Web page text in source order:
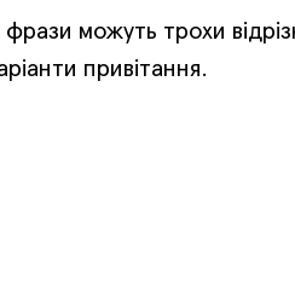
фрази можуть трохи
привітання.